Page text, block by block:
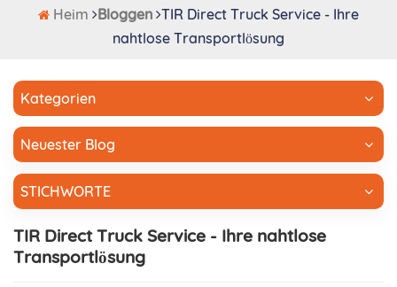
Heim Bloggen TIR Direct Truck Service - Ihre
nahtlose Transportlösung
Kategorien
Neuester Blog
STICHWORTE
TIR Direct Truck Service - Ihre nahtlose
Transportlösung